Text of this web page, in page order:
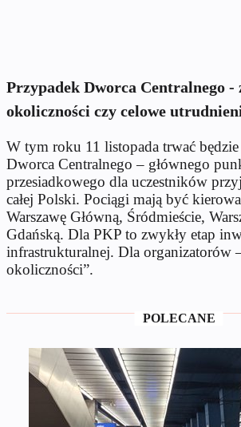
Przypadek Dworca Centralnego -
okoliczności czy celowe
W tym roku 11 listopada trwać
Dworca Centralnego – głównego
przesiadkowego dla uczestników
całej Polski. Pociągi mają być
Warszawę Główną, Śródmieście,
Gdańską. Dla PKP to zwykły etap
infrastrukturalnej. Dla organizatorów
okoliczności”.
POLECANE